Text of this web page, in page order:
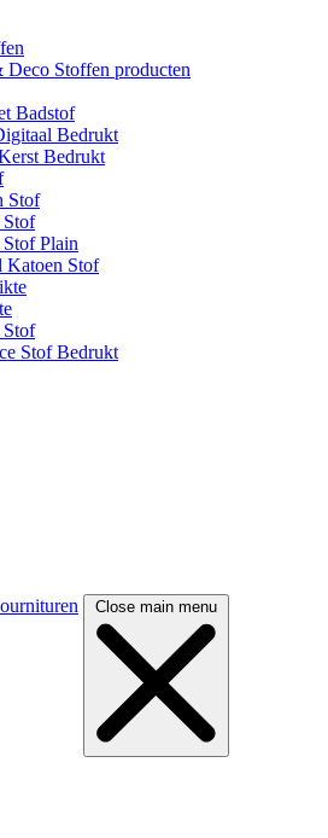
Stoffen producten
Badstof
Bedrukt
Bedrukt
Stof
Plain
Katoen Stof
Stof
Stof Bedrukt
Close main menu